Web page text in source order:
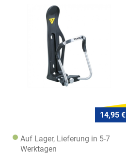
14,95 €
Auf Lager, Lieferung in 5-7
Werktagen